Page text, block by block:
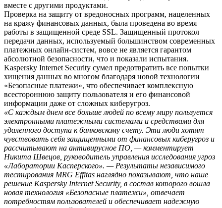
вместе с другими продуктами.
Проверка на защиту от вредоносных программ, нацеленных
на кражу финансовых данных, была проведена во время
работы в защищенной среде SSL. Защищенный протокол
передачи данных, используемый большинством современных
платежных онлайн-систем, вовсе не является гарантом
абсолютной безопасности, что и показали испытания.
Kaspersky Internet Security сумел предотвратить все попытки
хищения данных во многом благодаря новой технологии
«Безопасные платежи», что обеспечивает комплексную
всестороннюю защиту пользователя и его финансовой
информации даже от сложных киберугроз.
«С каждым днем все больше людей по всему миру пользуется
электронными платежными системами и средствами для
удаленного доступа к банковскому счету. Эти люди хотят
чувствовать себя защищенными от финансовых киберугроз и
рассчитывают на антивирусное ПО, — комментирует
Никита Швецов, руководитель управления исследования угроз
«Лаборатории Касперского». — Результаты независимого
тестирования MRG Effitas наглядно показывают, что наше
решение Kaspersky Internet Security, в состав которого вошла
новая технология «Безопасные платежи», отвечает
потребностям пользователей и обеспечивает надежную